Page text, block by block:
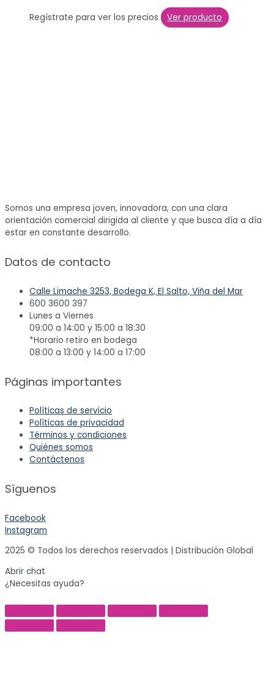
Regístrate para ver los precios Ver producto
Somos una empresa joven, innovadora, con una clara
orientación comercial dirigida al cliente y que busca día a día
estar en constante desarrollo.
Datos de contacto
Calle Limache 3253, Bodega K, El Salto, Viña del Mar
600 3600 397
Lunes a Viernes
09:00 a 14:00 y 15:00 a 18:30
*Horario retiro en bodega
08:00 a 13:00 y 14:00 a 17:00
Páginas importantes
Políticas de servicio
Políticas de privacidad
Términos y condiciones
Quiénes somos
Contáctenos
Síguenos
Facebook
Instagram
2025 © Todos los derechos reservados | Distribución Global
Abrir chat
¿Necesitas ayuda?